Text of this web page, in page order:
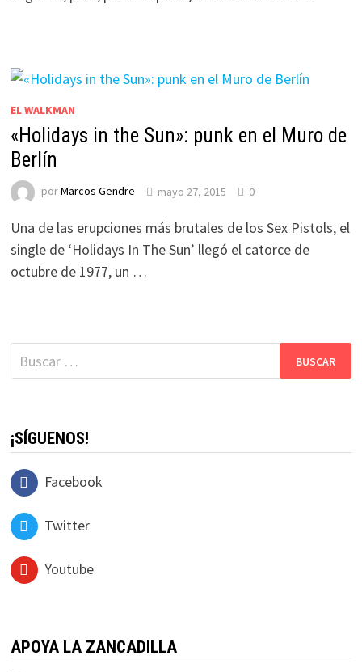
EL WALKMAN
«Holidays in the Sun»: punk en el Muro de
Berlín
porMarcos Gendre mayo 27, 2015 0
Una de las erupciones más brutales de los Sex Pistols, el
single de ‘Holidays In The Sun’ llegó el catorce de
octubre de 1977, un …
Buscar:
¡SÍGUENOS!
Facebook
Twitter
Youtube
APOYA LA ZANCADILLA